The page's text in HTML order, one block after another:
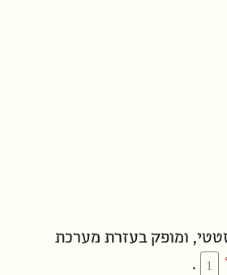
ומופק בעזרת מערכת
.